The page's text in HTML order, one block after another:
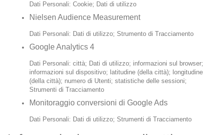
Dati Personali: Cookie; Dati di utilizzo
Nielsen Audience Measurement
Dati Personali: Dati di utilizzo; Strumento di Tracciamento
Google Analytics 4
Dati Personali: città; Dati di utilizzo; informazioni sul browser;
informazioni sul dispositivo; latitudine (della città); longitudine
(della città); numero di Utenti; statistiche delle sessioni;
Strumenti di Tracciamento
Monitoraggio conversioni di Google Ads
Dati Personali: Dati di utilizzo; Strumenti di Tracciamento